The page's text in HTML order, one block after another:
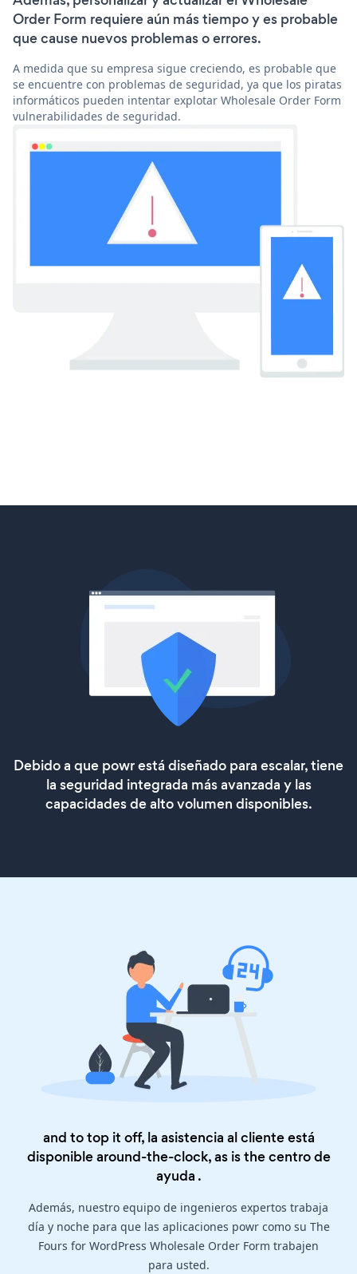
Order Form requiere aún más tiempo y es probable
que cause nuevos problemas o errores.
A medida que su empresa sigue creciendo, es probable que
se encuentre con problemas de seguridad, ya que los piratas
informáticos pueden intentar explotar Wholesale Order Form
vulnerabilidades de seguridad.
Debido a que powr está diseñado para escalar, tiene
la seguridad integrada más avanzada y las
capacidades de alto volumen disponibles.
and to top it off, la asistencia al cliente está
disponible around-the-clock, as is thecentro de
ayuda .
Además, nuestro equipo de ingenieros expertos trabaja
día y noche para que las aplicaciones powr como su The
Fours for WordPress Wholesale Order Form trabajen
para usted.